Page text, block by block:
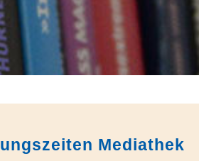
Mediathek